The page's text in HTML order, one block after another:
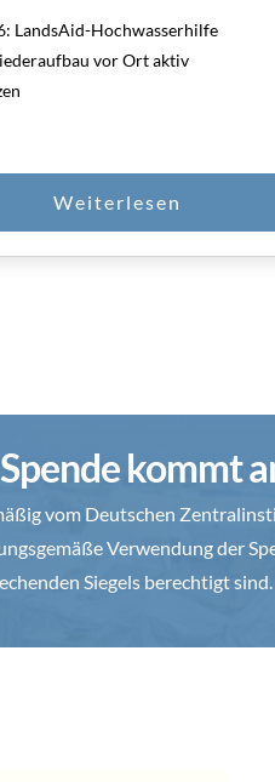
LandsAid-Hochwasserhilfe
vor Ort aktiv
kommt
vom Deutschen
Verwendung der
Siegels berechtigt sind.